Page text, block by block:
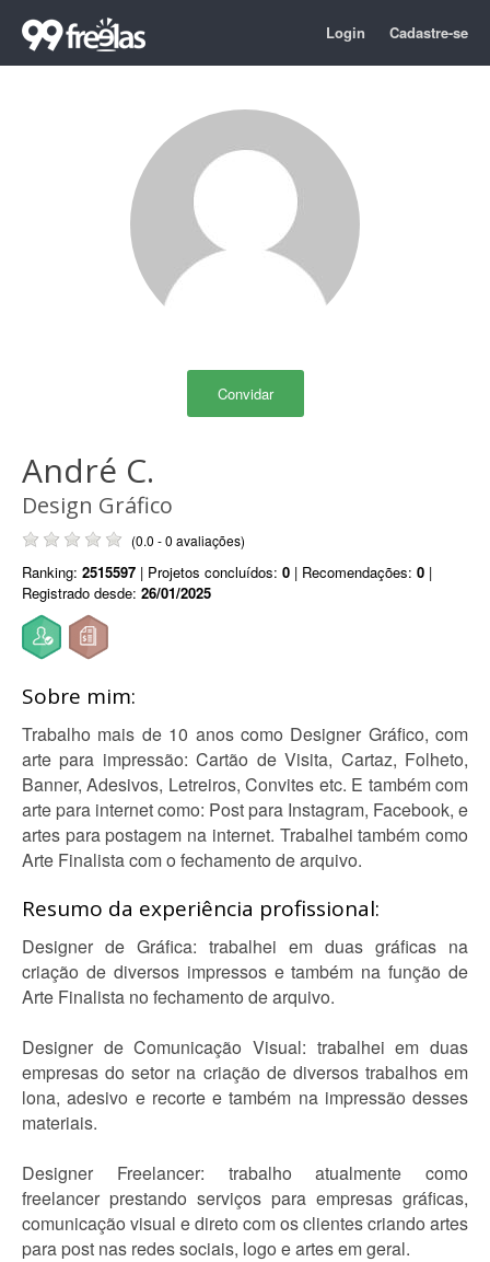
Login Cadastre-se
Convidar
André C.
Design Gráfico
(0.0 - 0 avaliações)
Ranking: 2515597 | Projetos concluídos: 0 | Recomendações: 0 |
Registrado desde: 26/01/2025
Sobre mim:
Trabalho mais de 10 anos como Designer Gráfico, com
arte para impressão: Cartão de Visita, Cartaz, Folheto,
Banner, Adesivos, Letreiros, Convites etc. E também com
arte para internet como: Post para Instagram, Facebook, e
artes para postagem na internet. Trabalhei também como
Arte Finalista com o fechamento de arquivo.
Resumo da experiência profissional:
Designer de Gráfica: trabalhei em duas gráficas na
criação de diversos impressos e também na função de
Arte Finalista no fechamento de arquivo.
Designer de Comunicação Visual: trabalhei em duas
empresas do setor na criação de diversos trabalhos em
lona, adesivo e recorte e também na impressão desses
materiais.
Designer Freelancer: trabalho atualmente como
freelancer prestando serviços para empresas gráficas,
comunicação visual e direto com os clientes criando artes
para post nas redes sociais, logo e artes em geral.